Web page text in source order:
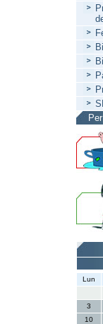
Lun
3
10